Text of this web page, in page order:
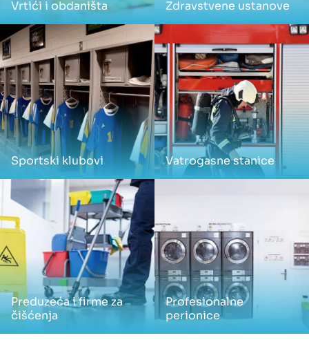
Vrtići i obdaništa Zdravstvene ustanove
Sportski klubovi Vatrogasne stanice
Preduzeća i firme za
čišćenja
Profesionalne
perionice